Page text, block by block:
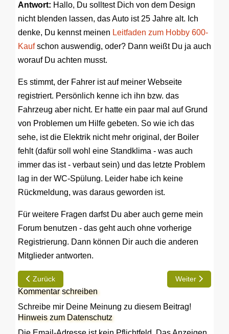
Antwort: Hallo, Du solltest Dich von dem Design
nicht blenden lassen, das Auto ist 25 Jahre alt. Ich
denke, Du kennst meinen Leitfaden zum Hobby 600-
Kaufschon auswendig, oder? Dann weißt Du ja auch
worauf Du achten musst.
Es stimmt, der Fahrer ist auf meiner Webseite
registriert. Persönlich kenne ich ihn bzw. das
Fahrzeug aber nicht. Er hatte ein paar mal auf Grund
von Problemen um Hilfe gebeten. So wie ich das
sehe, ist die Elektrik nicht mehr original, der Boiler
fehlt (dafür soll wohl eine Standklima - was auch
immer das ist - verbaut sein) und das letzte Problem
lag in der WC-Spülung. Leider habe ich keine
Rückmeldung, was daraus geworden ist.
Für weitere Fragen darfst Du aber auch gerne mein
Forum benutzen - das geht auch ohne vorherige
Registrierung. Dann können Dir auch die anderen
Mitglieder antworten.
Vorheriger Beitrag: Bordbatterie für meinen Hobby 600
Zurück Nächster
Weiter
Kommentar schreiben
Schreibe mir Deine Meinung zu diesem Beitrag!
Hinweis zum Datenschutz